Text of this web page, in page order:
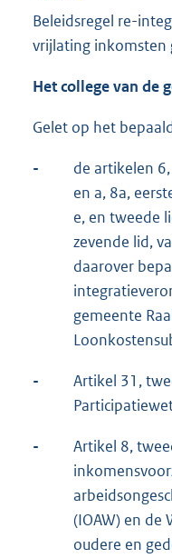
Beleidsregel re-
vrijlating inkomsten
Het college van de
Gelet op het
-
de artikelen
en a, 8a,
e, en tweede
zevende lid,
daarover
gemeente
-
Artikel 31,
-
Artikel 8,
(IOAW) en de
oudere en